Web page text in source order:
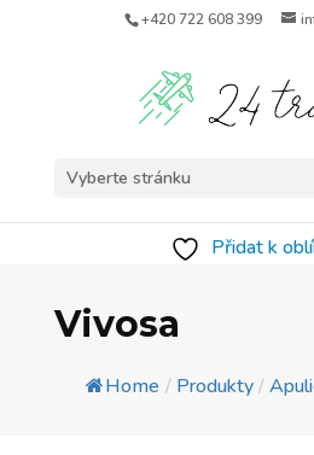
+420 722 608 399
Vyberte stránku
Přidat k
Vivosa
Home / Produkty/